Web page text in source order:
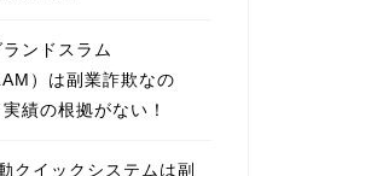
ンドスラム
）は副業詐欺なの
績の根拠がない！
クイックシステムは副